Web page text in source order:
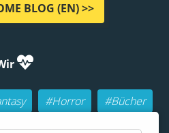
BLOG (EN) >>
#Horror
#Bücher
#Rollenspiele (RPGs)